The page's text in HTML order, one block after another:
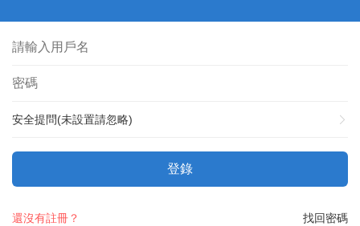
安全提問(未設置請忽略)
登錄
找回密碼
還沒有註冊？